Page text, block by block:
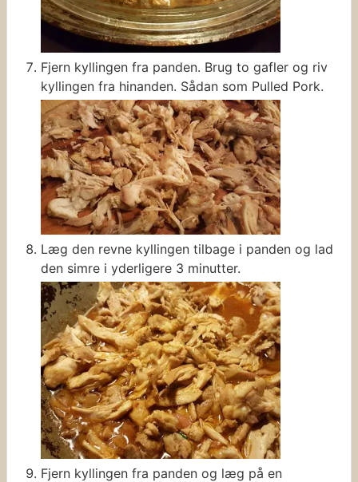
Fjern kyllingen fra panden. Brug to gafler og riv
kyllingen fra hinanden. Sådan som Pulled Pork.
Læg den revne kyllingen tilbage i panden og lad
den simre i yderligere 3 minutter.
Fjern kyllingen fra panden og læg på en